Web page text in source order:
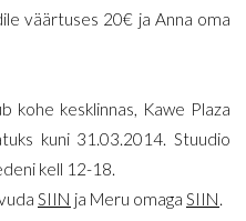
väärtuses 20€ ja Anna oma
kohe kesklinnas, Kawe Plaza
kuni 31.03.2014. Stuudio
kell 12-18.
SIIN ja Meru omaga SIIN.